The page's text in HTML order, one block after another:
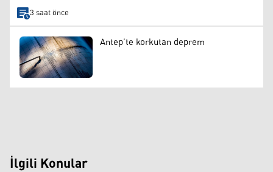
3 saat önce
Antep’te korkutan deprem
İlgili Konular